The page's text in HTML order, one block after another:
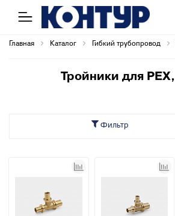
Главная Каталог Гибкий трубопровод
Тройники для PEX,
Фильтр